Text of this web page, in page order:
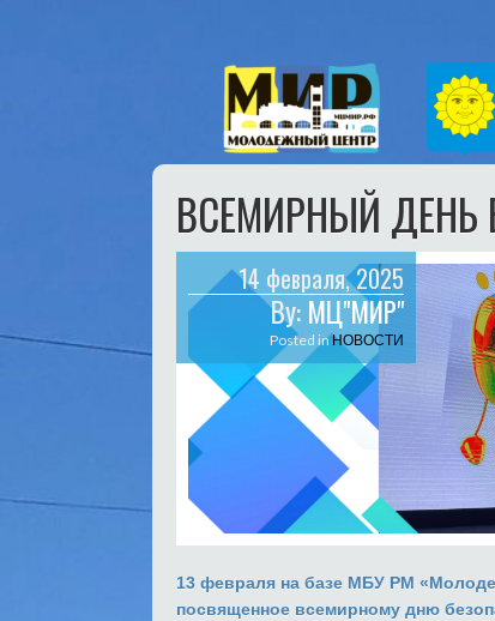
ВСЕМИРНЫЙ ДЕНЬ
14 февраля, 2025
By: МЦ"МИР"
Posted inНОВОСТИ
13 февраля на базе МБУ РМ
посвященное всемирному дню